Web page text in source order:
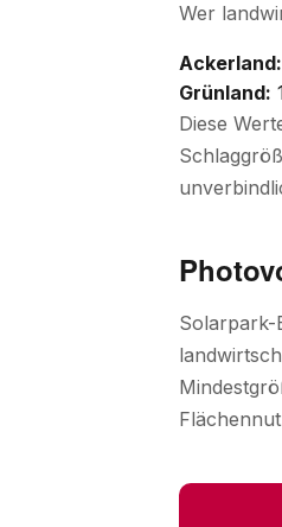
Wer
Ackerland:
Grünland:
Diese
Solarpark-